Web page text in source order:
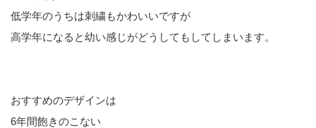
低学年のうちは刺繍もかわいいですが
高学年になると幼い感じがどうしてもしてしまいます。
おすすめのデザインは
6年間飽きのこない